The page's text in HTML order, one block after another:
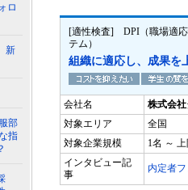
[適性検査] DPI（職場適応
テム）
組織に適応し、成果を
会社名
株式会
対象エリア
全国
対象企業規模
1名 ～
インタビュー記
事
内定者
ロ
新
部
指